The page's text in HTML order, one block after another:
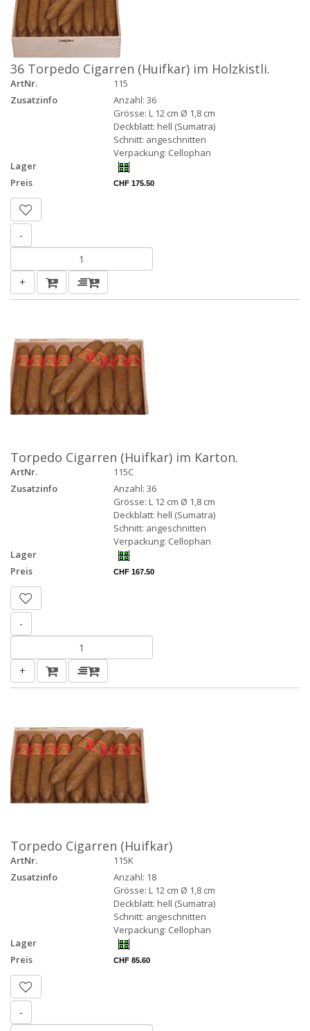
36 Torpedo Cigarren (Huifkar) im Holzkistli.
ArtNr.
115
Zusatzinfo
Anzahl: 36
Grösse: L 12 cm Ø 1,8 cm
Deckblatt: hell (Sumatra)
Schnitt: angeschnitten
Verpackung: Cellophan
Lager
Preis
CHF 175.50
-
+
Torpedo Cigarren (Huifkar) im Karton.
ArtNr.
115C
Zusatzinfo
Anzahl: 36
Grösse: L 12 cm Ø 1,8 cm
Deckblatt: hell (Sumatra)
Schnitt: angeschnitten
Verpackung: Cellophan
Lager
Preis
CHF 167.50
-
+
Torpedo Cigarren (Huifkar)
ArtNr.
115K
Zusatzinfo
Anzahl: 18
Grösse: L 12 cm Ø 1,8 cm
Deckblatt: hell (Sumatra)
Schnitt: angeschnitten
Verpackung: Cellophan
Lager
Preis
CHF 85.60
-